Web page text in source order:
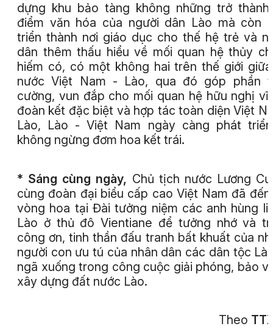
dựng khu bảo tàng không những trở
điểm văn hóa của người dân Lào mà còn
triển thành nơi giáo dục cho thế hệ trẻ và
dân thêm thấu hiểu về mối quan hệ thủy
hiếm có, có một không hai trên thế giới
nước Việt Nam - Lào, qua đó góp phần
cường, vun đắp cho mối quan hệ hữu nghị vĩ
đoàn kết đặc biệt và hợp tác toàn diện Việt
Lào, Lào - Việt Nam ngày càng phát
không ngừng đơm hoa kết trái.
* Sáng cùng ngày, Chủ tịch nước Lương
cùng đoàn đại biểu cấp cao Việt Nam đã
vòng hoa tại Đài tưởng niệm các anh hùng
Lào ở thủ đô Vientiane để tưởng nhớ và
công ơn, tinh thần đấu tranh bất khuất của
người con ưu tú của nhân dân các dân tộc
ngã xuống trong công cuộc giải phóng, bảo
xây dựng đất nước Lào.
Theo